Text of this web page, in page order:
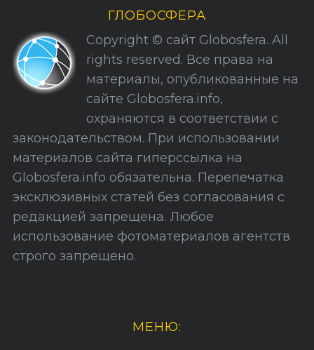
и
С
а
а
ГЛОБОСФЕРА
Copyright © сайт Globosfera. All
rights reserved. Все права на
материалы, опубликованные на
сайте Globosfera.info,
охраняются в соответствии с
законодательством. При использовании
материалов сайта гиперссылка на
Globosfera.info обязательна. Перепечатка
эксклюзивных статей без согласования с
редакцией запрещена. Любое
использование фотоматериалов агентств
строго запрещено.
МЕНЮ: